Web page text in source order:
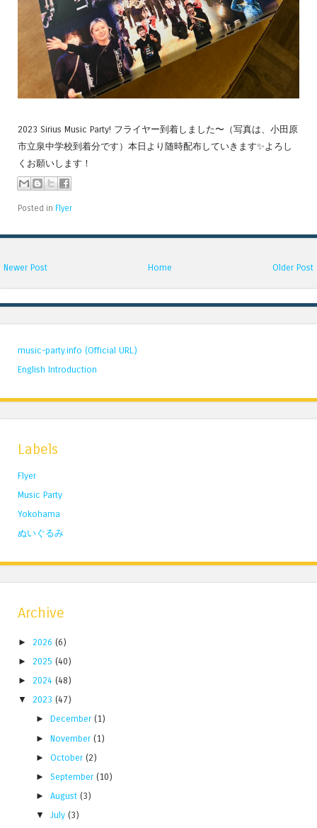
2023 Sirius Music Party! フライヤー到着しました〜（写真は、小田原
市立泉中学校到着分です）本日より随時配布していきます✨よろし
くお願いします！
Posted in Flyer
Newer Post Older Post
Home
music-party.info (Official URL)
English Introduction
Labels
Flyer
Music Party
Yokohama
ぬいぐるみ
Archive
► 2026 (6)
► 2025 (40)
► 2024 (48)
▼ 2023 (47)
►December (1)
►November (1)
►October (2)
►September (10)
►August (3)
▼July (3)